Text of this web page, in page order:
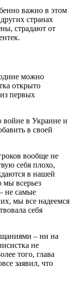
важно в этом
странах
страдают от
можно
открыто
первых
войне в Украине и
в своей
вообще не
себя плохо,
в нашей
всерьез
не самые
мы все надеемся
себя
– ни на
не
того, глава
заявил, что